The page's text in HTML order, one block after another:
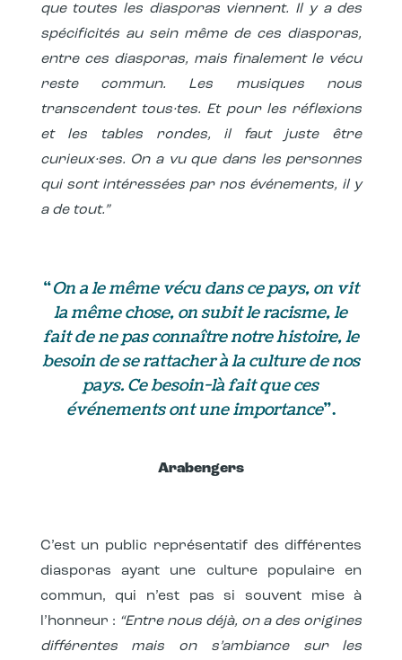
que toutes les diasporas viennent. Il y a des
spécificités au sein même de ces diasporas,
entre ces diasporas, mais finalement le vécu
reste commun. Les musiques nous
transcendent tous·tes. Et pour les réflexions
et les tables rondes, il faut juste être
curieux·ses. On a vu que dans les personnes
qui sont intéressées par nos événements, il y
a de tout.”
“On a le même vécu dans ce pays, on vit
la même chose, on subit le racisme, le
fait de ne pas connaître notre histoire, le
besoin de se rattacher à la culture de nos
pays. Ce besoin-là fait que ces
événements ont une importance”.
Arabengers
C’est un public représentatif des différentes
diasporas ayant une culture populaire en
commun, qui n’est pas si souvent mise à
l’honneur : “Entre nous déjà, on a des origines
différentes mais on s’ambiance sur les